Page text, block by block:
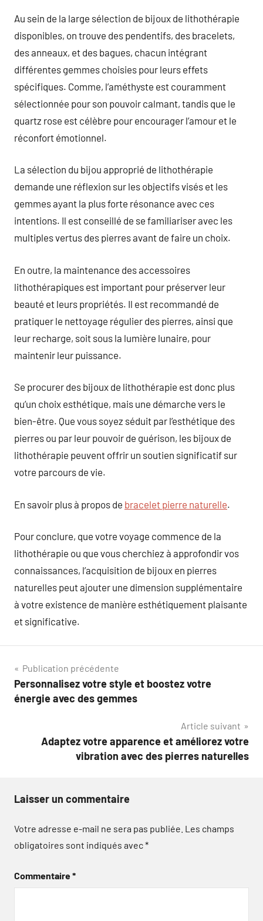
Au sein de la large sélection de bijoux de lithothérapie
disponibles, on trouve des pendentifs, des bracelets,
des anneaux, et des bagues, chacun intégrant
différentes gemmes choisies pour leurs effets
spécifiques. Comme, l’améthyste est couramment
sélectionnée pour son pouvoir calmant, tandis que le
quartz rose est célèbre pour encourager l’amour et le
réconfort émotionnel.
La sélection du bijou approprié de lithothérapie
demande une réflexion sur les objectifs visés et les
gemmes ayant la plus forte résonance avec ces
intentions. Il est conseillé de se familiariser avec les
multiples vertus des pierres avant de faire un choix.
En outre, la maintenance des accessoires
lithothérapiques est important pour préserver leur
beauté et leurs propriétés. Il est recommandé de
pratiquer le nettoyage régulier des pierres, ainsi que
leur recharge, soit sous la lumière lunaire, pour
maintenir leur puissance.
Se procurer des bijoux de lithothérapie est donc plus
qu’un choix esthétique, mais une démarche vers le
bien-être. Que vous soyez séduit par l’esthétique des
pierres ou par leur pouvoir de guérison, les bijoux de
lithothérapie peuvent offrir un soutien significatif sur
votre parcours de vie.
En savoir plus à propos de bracelet pierre naturelle.
Pour conclure, que votre voyage commence de la
lithothérapie ou que vous cherchiez à approfondir vos
connaissances, l’acquisition de bijoux en pierres
naturelles peut ajouter une dimension supplémentaire
à votre existence de manière esthétiquement plaisante
et significative.
Navigation
de
Publication précédente
Personnalisez votre style et boostez votre
énergie avec des gemmes
Article suivant
Adaptez votre apparence et améliorez votre
vibration avec des pierres naturelles
Laisser un commentaire
Votre adresse e-mail ne sera pas publiée. Les champs
obligatoires sont indiqués avec*
Commentaire*